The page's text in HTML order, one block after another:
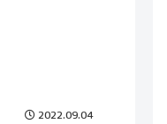
2022.09.04